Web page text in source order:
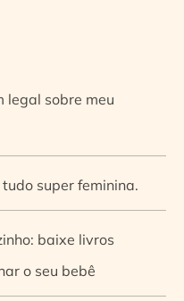
legal sobre meu
super feminina.
baixe livros
o seu bebê